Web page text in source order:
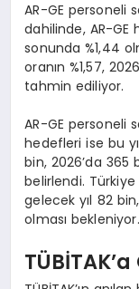
AR-GE personeli
dahilinde, AR-GE
sonunda %1,44
oranın %1,57,
tahmin ediliyor.
AR-GE personeli
hedefleri ise bu
bin, 2026’da 365
belirlendi. Türkiye
gelecek yıl 82
olması bekleniyor.